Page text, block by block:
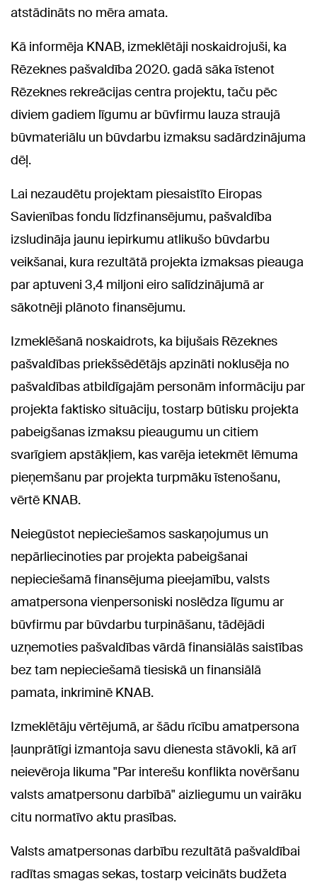
atstādināts no mēra amata.
Kā informēja KNAB, izmeklētāji noskaidrojuši, ka
Rēzeknes pašvaldība 2020. gadā sāka īstenot
Rēzeknes rekreācijas centra projektu, taču pēc
diviem gadiem līgumu ar būvfirmu lauza straujā
būvmateriālu un būvdarbu izmaksu sadārdzinājuma
dēļ.
Lai nezaudētu projektam piesaistīto Eiropas
Savienības fondu līdzfinansējumu, pašvaldība
izsludināja jaunu iepirkumu atlikušo būvdarbu
veikšanai, kura rezultātā projekta izmaksas pieauga
par aptuveni 3,4 miljoni eiro salīdzinājumā ar
sākotnēji plānoto finansējumu.
Izmeklēšanā noskaidrots, ka bijušais Rēzeknes
pašvaldības priekšsēdētājs apzināti noklusēja no
pašvaldības atbildīgajām personām informāciju par
projekta faktisko situāciju, tostarp būtisku projekta
pabeigšanas izmaksu pieaugumu un citiem
svarīgiem apstākļiem, kas varēja ietekmēt lēmuma
pieņemšanu par projekta turpmāku īstenošanu,
vērtē KNAB.
Neiegūstot nepieciešamos saskaņojumus un
nepārliecinoties par projekta pabeigšanai
nepieciešamā finansējuma pieejamību, valsts
amatpersona vienpersoniski noslēdza līgumu ar
būvfirmu par būvdarbu turpināšanu, tādējādi
uzņemoties pašvaldības vārdā finansiālās saistības
bez tam nepieciešamā tiesiskā un finansiālā
pamata, inkriminē KNAB.
Izmeklētāju vērtējumā, ar šādu rīcību amatpersona
ļaunprātīgi izmantoja savu dienesta stāvokli, kā arī
neievēroja likuma "Par interešu konflikta novēršanu
valsts amatpersonu darbībā" aizliegumu un vairāku
citu normatīvo aktu prasības.
Valsts amatpersonas darbību rezultātā pašvaldībai
radītas smagas sekas, tostarp veicināts budžeta